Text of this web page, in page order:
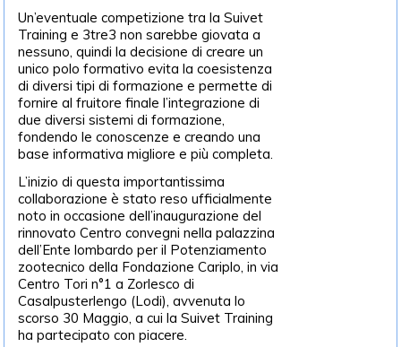
Un’eventuale competizione tra la Suivet
Training e 3tre3 non sarebbe giovata a
nessuno, quindi la decisione di creare un
unico polo formativo evita la coesistenza
di diversi tipi di formazione e permette di
fornire al fruitore finale l’integrazione di
due diversi sistemi di formazione,
fondendo le conoscenze e creando una
base informativa migliore e più completa.
L’inizio di questa importantissima
collaborazione è stato reso ufficialmente
noto in occasione dell’inaugurazione del
rinnovato Centro convegni nella palazzina
dell’Ente lombardo per il Potenziamento
zootecnico della Fondazione Cariplo, in via
Centro Tori n°1 a Zorlesco di
Casalpusterlengo (Lodi), avvenuta lo
scorso 30 Maggio, a cui la Suivet Training
ha partecipato con piacere.